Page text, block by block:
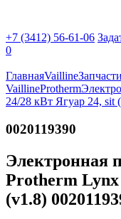
+7 (3412) 56-61-06
0
ГлавнаяVailline
VaillineProtherm
24/28 кВт Ягуар 24, sit
0020119390
Электронная
Protherm Lynx
(v1.8)